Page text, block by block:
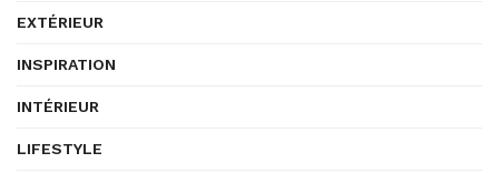
EXTÉRIEUR
INSPIRATION
INTÉRIEUR
LIFESTYLE